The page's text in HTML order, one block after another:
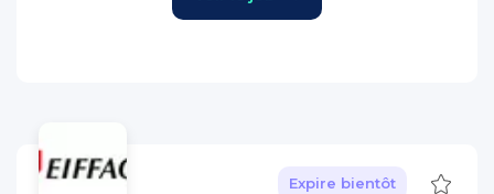
Expire bientôt